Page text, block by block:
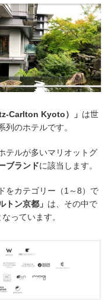
Carlton Kyoto）」 は世
のホテルです。
テルが多いマリオットグ
ブランドに該当します。
をカテゴリー（1～8）で
トン京都」 は、その中で
っています。